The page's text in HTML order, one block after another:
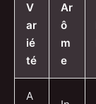
V
ar
ié
té
Ar
ô
m
e
A